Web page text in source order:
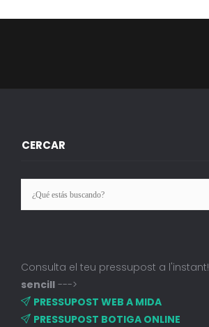
CERCAR
Consulta el teu pressupost a l'instant!
sencill--->
PRESSUPOST WEB A MIDA
PRESSUPOST BOTIGA ONLINE